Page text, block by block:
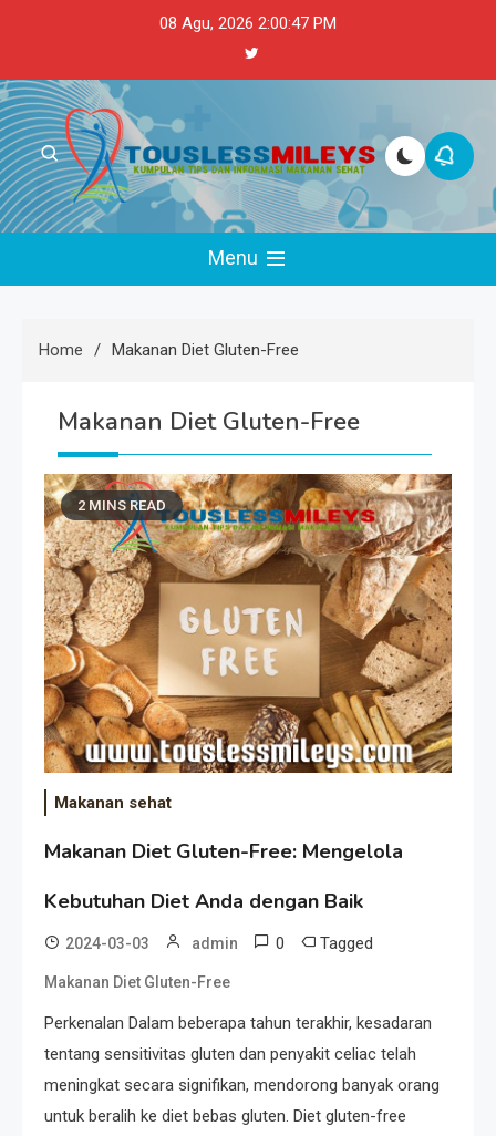
08 Agu, 2026 2:00:48 PM
Touslessmileys
Kumpulan Tips dan Informasi Makanan Sehat
Menu
Home Makanan Diet Gluten-Free
Makanan Diet Gluten-Free
2 MINS READ
Makanan sehat
Makanan Diet Gluten-Free: Mengelola
Kebutuhan Diet Anda dengan Baik
2024-03-03 admin 0 Tagged
Makanan Diet Gluten-Free
Perkenalan Dalam beberapa tahun terakhir, kesadaran
tentang sensitivitas gluten dan penyakit celiac telah
meningkat secara signifikan, mendorong banyak orang
untuk beralih ke diet bebas gluten. Diet gluten-free